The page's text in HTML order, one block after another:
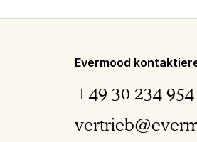
Evermood
+49 30 234